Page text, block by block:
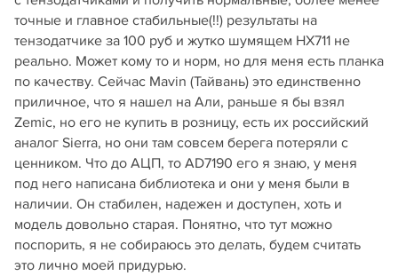
точные и главное стабильные(!!) результаты на
тензодатчике за 100 руб и жутко шумящем HX711 не
реально. Может кому то и норм, но для меня есть планка
по качеству. Сейчас Mavin (Тайвань) это единственно
приличное, что я нашел на Али, раньше я бы взял
Zemic, но его не купить в розницу, есть их российский
аналог Sierra, но они там совсем берега потеряли с
ценником. Что до АЦП, то AD7190 его я знаю, у меня
под него написана библиотека и они у меня были в
наличии. Он стабилен, надежен и доступен, хоть и
модель довольно старая. Понятно, что тут можно
поспорить, я не собираюсь это делать, будем считать
это лично моей придурью.